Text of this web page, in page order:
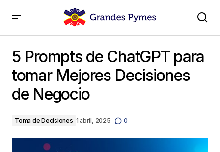
Decisiones de Negocio
5 Prompts de ChatGPT para
tomar Mejores Decisiones
de Negocio
Toma de Decisiones 1 abril, 2025 0